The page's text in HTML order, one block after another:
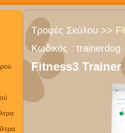
Τροφές Σκύλου >>
Κωδικός : trainerdog
Fitness3 Trainer